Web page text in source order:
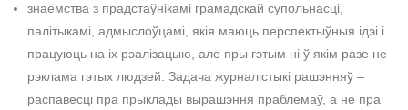
знаёмства з прадстаўнікамі грамадскай супольнасці,
палітыкамі, адмыслоўцамі, якія маюць перспектыўныя ідэі і
працуюць на іх рэалізацыю, але пры гэтым ні ў якім разе не
рэклама гэтых людзей. Задача журналістыкі рашэнняў –
распавесці пра прыклады вырашэння праблемаў, а не пра